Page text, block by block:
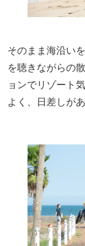
そのまま海沿い
を聴きながらの
ョンでリゾート
よく、日差しが